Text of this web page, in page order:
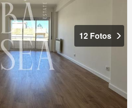
12 Fotos